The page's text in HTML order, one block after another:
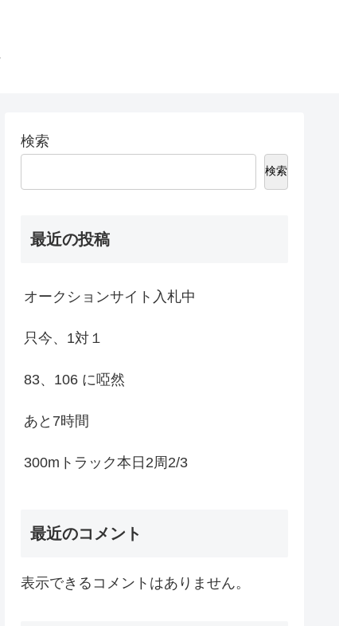
検索
検索
最近の投稿
オークションサイト入札中
只今、1対１
83、106 に啞然
あと7時間
300mトラック本日2周2/3
最近のコメント
表示できるコメントはありません。